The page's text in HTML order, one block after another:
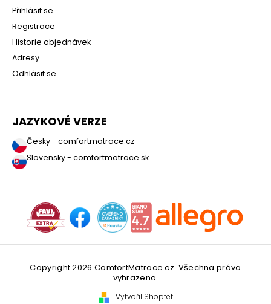
Přihlásit se
Registrace
Historie objednávek
Adresy
Odhlásit se
JAZYKOVÉ VERZE
Česky - comfortmatrace.cz
Slovensky - comfortmatrace.sk
Vytvořil Shoptet
Copyright 2026 ComfortMatrace.cz. Všechna práva
vyhrazena.